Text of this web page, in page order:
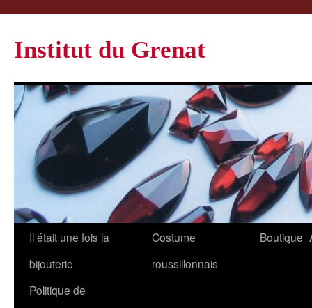
Institut du Grenat
Il était une fois la
bijouterie
Costume
roussillonnais
Boutique
Politique de